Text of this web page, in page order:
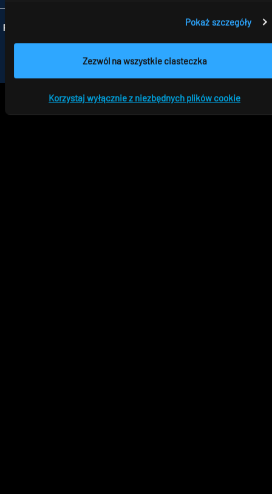
Pokaż szczegóły
Zezwól na wszystkie ciasteczka
Korzystaj wyłącznie z niezbędnych plików cookie
Folgen Sie uns: